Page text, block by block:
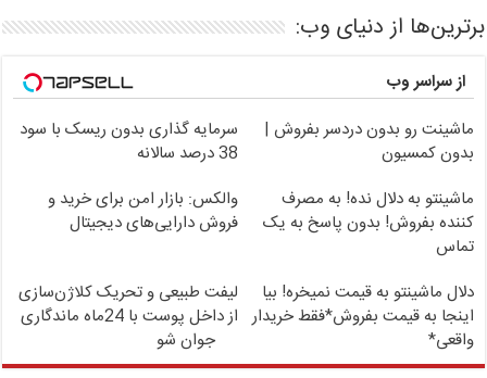
برترین‌ها از دنیای وب:
از سراسر وب
ماشینت رو بدون دردسر بفروش |
بدون کمسیون
سرمایه گذاری بدون ریسک با سود
38 درصد سالانه
ماشینتو به دلال نده! به مصرف
کننده بفروش! بدون پاسخ به یک
تماس
والکس: بازار امن برای خرید و
فروش دارایی‌های دیجیتال
دلال ماشینتو به قیمت نمیخره! بیا
اینجا به قیمت بفروش*فقط خریدار
واقعی*
لیفت طبیعی و تحریک کلاژن‌سازی
از داخل پوست با 24ماه ماندگاری
جوان شو